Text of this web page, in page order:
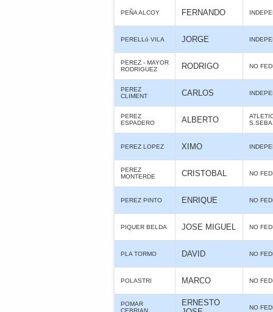
PEÑA ALCOY FERNANDO
PERELLó VILA JORGE
PEREZ - MAYOR
RODRIGUEZ
RODRIGO NO
PEREZ
CLIMENT
CARLOS
PEREZ
ESPADERO
ALBERTO
PEREZ LOPEZ XIMO
PEREZ
MONTERDE
CRISTOBAL NO
PEREZ PINTO ENRIQUE NO
PIQUER BELDA JOSE MIGUEL NO
PLA TORMO DAVID NO
POLASTRI MARCO NO
POMAR
CEBRIAN
ERNESTO
NO